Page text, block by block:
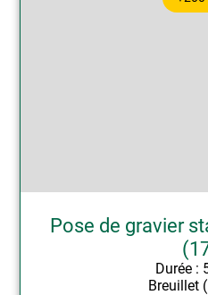
Pose de gravier
Durée :
Breuillet